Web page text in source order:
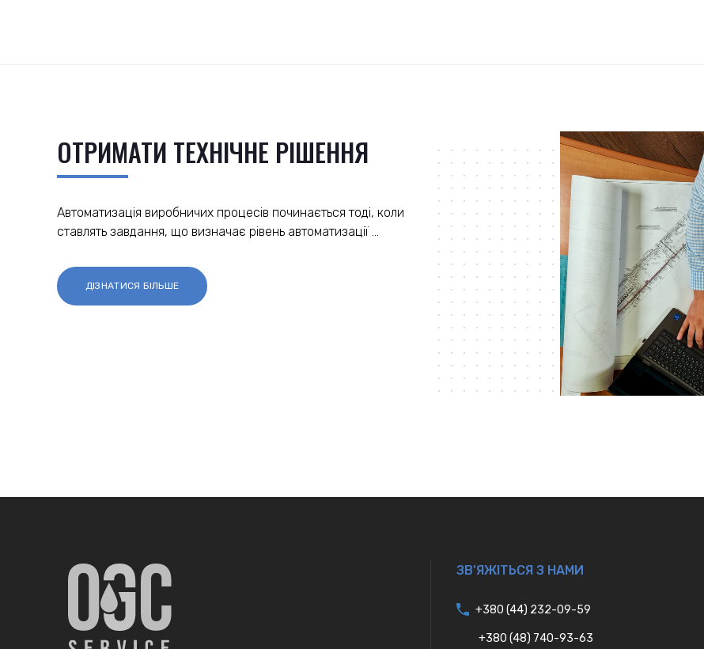
ОТРИМАТИ ТЕХНІЧНЕ РІШЕННЯ
Автоматизація виробничих процесів починається тоді, коли
ставлять завдання, що визначає рівень автоматизації ...
ДІЗНАТИСЯ БІЛЬШЕ
ЗВ'ЯЖІТЬСЯ З НАМИ
+380 (44) 232-09-59
+380 (48) 740-93-63